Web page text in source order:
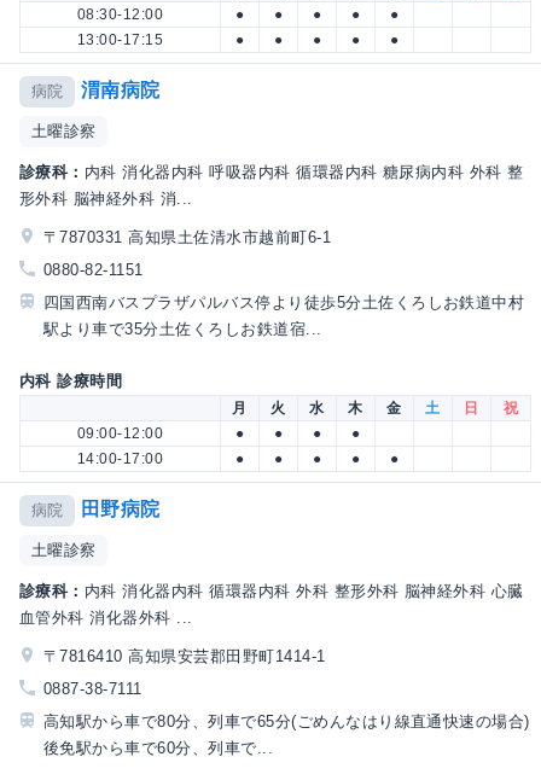
08:30-12:00
● ● ● ●
●
13:00-17:15
● ● ● ● ●
病院 渭南病院
土曜診察
診療科： 内科 消化器内科 呼吸器内科 循環器内科 糖尿病内科 外科 整
形外科 脳神経外科 消...
〒7870331 高知県土佐清水市越前町6-1
0880-82-1151
四国西南バスプラザパルバス停より徒歩5分土佐くろしお鉄道中村
駅より車で35分土佐くろしお鉄道宿...
内科 診療時間
月 火 水 木 金 土 日
祝
09:00-12:00
● ● ●
●
14:00-17:00
● ● ● ● ●
病院 田野病院
土曜診察
診療科： 内科 消化器内科 循環器内科 外科 整形外科 脳神経外科 心臓
血管外科 消化器外科 ...
〒7816410 高知県安芸郡田野町1414-1
0887-38-7111
高知駅から車で80分、列車で65分(ごめんなはり線直通快速の場合)
後免駅から車で60分、列車で...